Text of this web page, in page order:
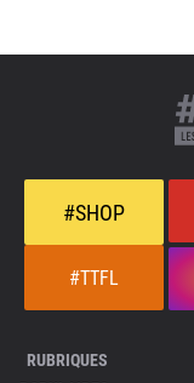
#SHOP
#TTFL
RUBRIQUES